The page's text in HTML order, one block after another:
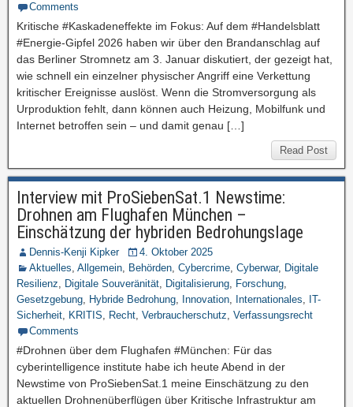
Comments
Kritische #Kaskadeneffekte im Fokus: Auf dem #Handelsblatt
#Energie-Gipfel 2026 haben wir über den Brandanschlag auf
das Berliner Stromnetz am 3. Januar diskutiert, der gezeigt hat,
wie schnell ein einzelner physischer Angriff eine Verkettung
kritischer Ereignisse auslöst. Wenn die Stromversorgung als
Urproduktion fehlt, dann können auch Heizung, Mobilfunk und
Internet betroffen sein – und damit genau […]
Read Post
Interview mit ProSiebenSat.1 Newstime:
Drohnen am Flughafen München –
Einschätzung der hybriden Bedrohungslage
Dennis-Kenji Kipker
4. Oktober 2025
Aktuelles, Allgemein, Behörden, Cybercrime, Cyberwar, Digitale
Resilienz, Digitale Souveränität, Digitalisierung, Forschung,
Gesetzgebung, Hybride Bedrohung, Innovation, Internationales, IT-
Sicherheit, KRITIS, Recht, Verbraucherschutz, Verfassungsrecht
Comments
#Drohnen über dem Flughafen #München: Für das
cyberintelligence institute habe ich heute Abend in der
Newstime von ProSiebenSat.1 meine Einschätzung zu den
aktuellen Drohnenüberflügen über Kritische Infrastruktur am